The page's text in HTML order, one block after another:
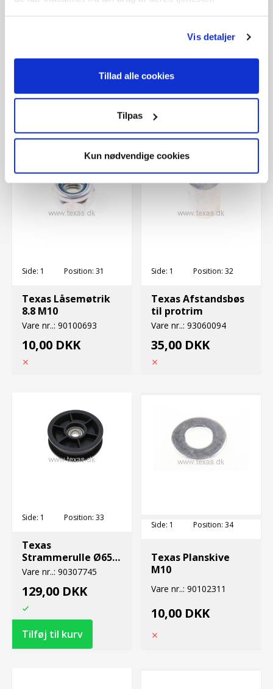
Vis detaljer
Tillad alle cookies
Tilpas
Kun nødvendige cookies
for pro-trim
35,00 DKK
Texas Skive M6
10,00 DKK
Side: 1 Position: 31
Texas Låsemøtrik
8.8 M10
Vare nr..: 90100693
10,00 DKK
Side: 1 Position: 32
Texas Afstandsbøs
til protrim
Vare nr..: 93060094
35,00 DKK
Side: 1 Position: 33
Texas
Strammerulle Ø65 -
PK
Vare nr..: 90307745
129,00 DKK
Side: 1 Position: 34
Texas Planskive
M10
Vare nr..: 90102311
10,00 DKK